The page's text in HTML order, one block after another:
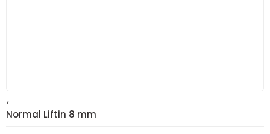
<
Normal Liftin 8 mm